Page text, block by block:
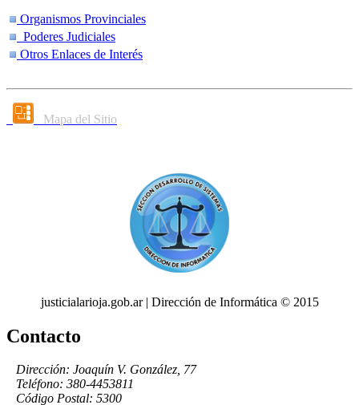
Organismos Provinciales
Poderes Judiciales
Otros Enlaces de Interés
Mapa del Sitio
justicialarioja.gob.ar | Dirección de Informática © 2015
Contacto
Dirección: Joaquín V. González, 77
Teléfono: 380-4453811
Código Postal: 5300